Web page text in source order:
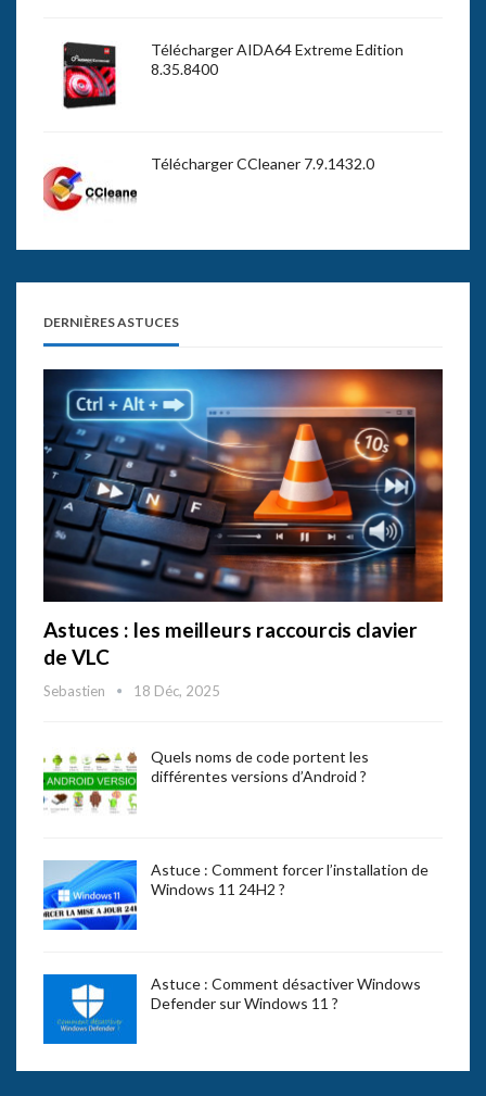
Télécharger AIDA64 Extreme Edition
8.35.8400
Télécharger CCleaner 7.9.1432.0
DERNIÈRES ASTUCES
Astuces : les meilleurs raccourcis clavier
de VLC
Sebastien 18 Déc, 2025
Quels noms de code portent les
différentes versions d’Android ?
Astuce : Comment forcer l’installation de
Windows 11 24H2 ?
Astuce : Comment désactiver Windows
Defender sur Windows 11 ?